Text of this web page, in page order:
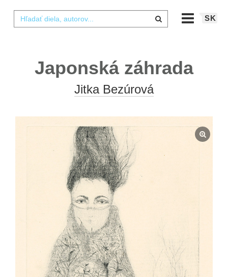
SK
Japonská záhrada
Jitka Bezúrová